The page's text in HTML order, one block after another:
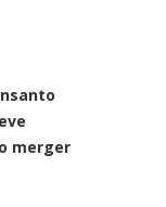
merger